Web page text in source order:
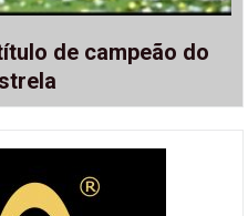
de campeão do